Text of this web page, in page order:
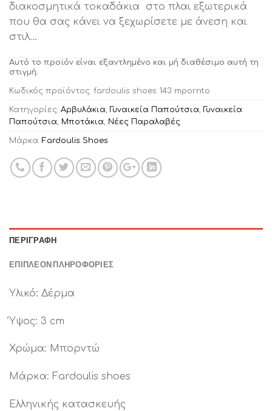
διακοσμητικά τοκαδάκια στο πλαι εξωτερικά
που θα σας κάνει να ξεχωρίσετε με άνεση και
στιλ…
Αυτό το προϊόν είναι εξαντλημένο και μή διαθέσιμο αυτή τη
στιγμή.
Κωδικός προϊόντος: fardoulis shoes 143 mpornto
Κατηγορίες: Αρβυλάκια, Γυναικεία Παπούτσια, Γυναικεία
Παπούτσια, Μποτάκια, Νέες Παραλαβές
Μάρκα: Fardoulis Shoes
ΠΕΡΙΓΡΑΦΉ
ΕΠΙΠΛΈΟΝ ΠΛΗΡΟΦΟΡΊΕΣ
Υλικό: Δέρμα
Ύψος: 3 cm
Χρώμα: Μπορντώ
Μάρκα: Fardoulis shoes
Ελληνικής κατασκευής